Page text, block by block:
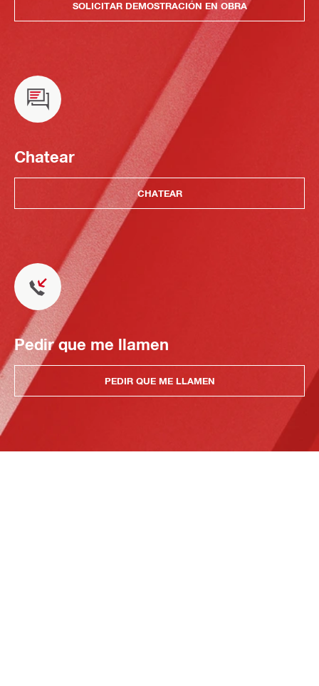
SOLICITAR DEMOSTRACIÓN EN OBRA
Chatear
CHATEAR
Pedir que me llamen
PEDIR QUE ME LLAMEN